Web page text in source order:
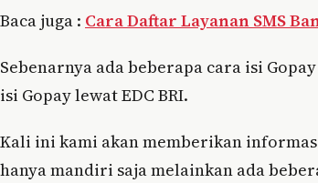
Baca juga : Cara Daftar Layanan SMS
Sebenarnya ada beberapa cara isi
isi Gopay lewat EDC BRI.
Kali ini kami akan memberikan
hanya mandiri saja melainkan ada